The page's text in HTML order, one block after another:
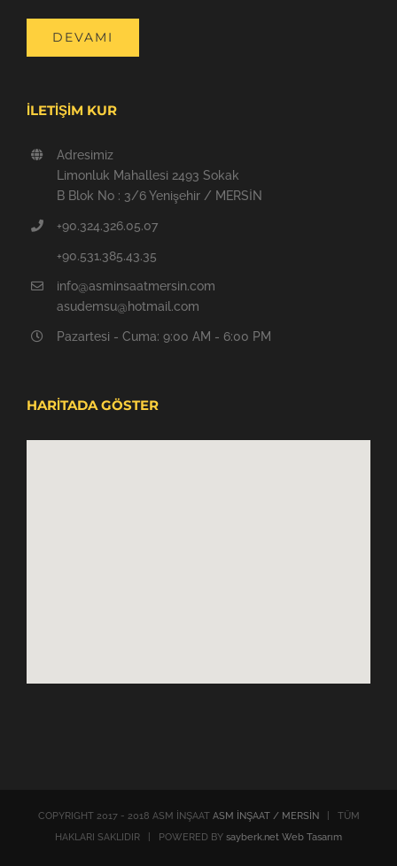
DEVAMI
İLETİŞİM KUR
Adresimiz
Limonluk Mahallesi 2493 Sokak
B Blok No : 3/6 Yenişehir / MERSİN
+90.324.326.05.07
+90.531.385.43.35
info@asminsaatmersin.com
asudemsu@hotmail.com
Pazartesi - Cuma: 9:00 AM - 6:00 PM
HARİTADA GÖSTER
COPYRIGHT 2017 - 2018 ASM İNŞAAT ASM İNŞAAT / MERSİN | TÜM
HAKLARI SAKLIDIR | POWERED BY sayberk.net Web Tasarım